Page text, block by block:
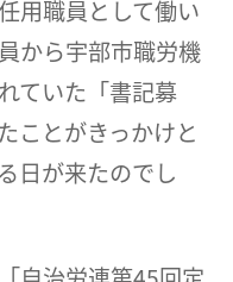
用職員として働い
から宇部市職労機
ていた「書記募
ことがきっかけと
日が来たのでし